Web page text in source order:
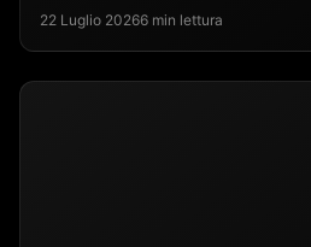
22 Luglio 20266 min lettura